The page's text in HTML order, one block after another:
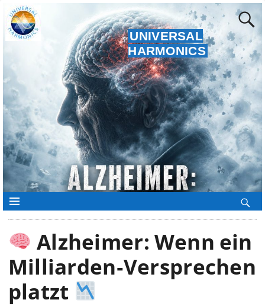
UNIVERSAL
HARMONICS
Alzheimer: Wenn ein
Milliarden‑Versprechen
platzt